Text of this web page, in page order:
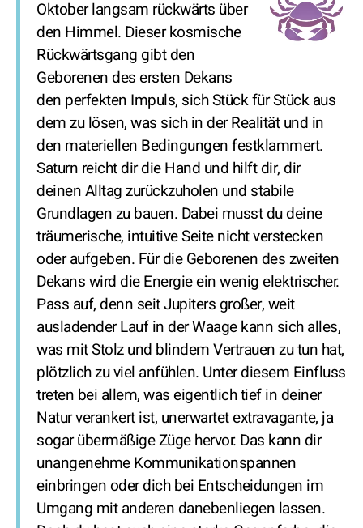
Oktober langsam rückwärts über
den Himmel. Dieser kosmische
Rückwärtsgang gibt den
Geborenen des ersten Dekans
den perfekten Impuls, sich Stück für Stück aus
dem zu lösen, was sich in der Realität und in
den materiellen Bedingungen festklammert.
Saturn reicht dir die Hand und hilft dir, dir
deinen Alltag zurückzuholen und stabile
Grundlagen zu bauen. Dabei musst du deine
träumerische, intuitive Seite nicht verstecken
oder aufgeben. Für die Geborenen des zweiten
Dekans wird die Energie ein wenig elektrischer.
Pass auf, denn seit Jupiters großer, weit
ausladender Lauf in der Waage kann sich alles,
was mit Stolz und blindem Vertrauen zu tun hat,
plötzlich zu viel anfühlen. Unter diesem Einfluss
treten bei allem, was eigentlich tief in deiner
Natur verankert ist, unerwartet extravagante, ja
sogar übermäßige Züge hervor. Das kann dir
unangenehme Kommunikationspannen
einbringen oder dich bei Entscheidungen im
Umgang mit anderen danebenliegen lassen.